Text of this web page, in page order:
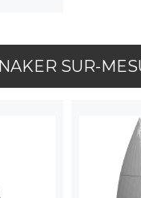
SUR-